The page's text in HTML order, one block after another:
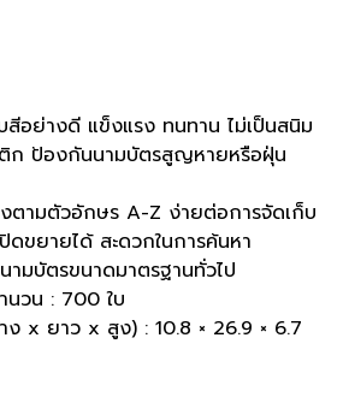
สีอย่างดี แข็งแรง ทนทาน ไม่เป็นสนิม
ก ป้องกันนามบัตรสูญหายหรือฝุ่น
ตามตัวอักษร A-Z ง่ายต่อการจัดเก็บ
ดขยายได้ สะดวกในการค้นหา
นามบัตรขนาดมาตรฐานทั่วไป
นวน : 700 ใบ
ง x ยาว x สูง) : 10.8 × 26.9 × 6.7